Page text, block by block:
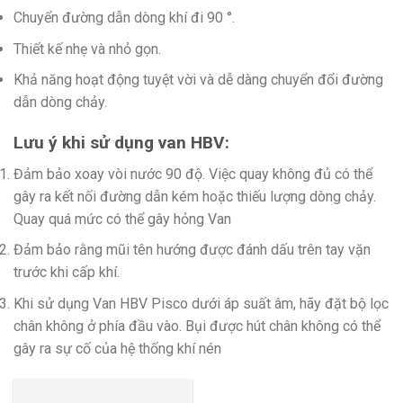
Chuyển đường dẫn dòng khí đi 90 °.
Thiết kế nhẹ và nhỏ gọn.
Khả năng hoạt động tuyệt vời và dễ dàng chuyển đổi đường
dẫn dòng chảy.
Lưu ý khi sử dụng van HBV:
Đảm bảo xoay vòi nước 90 độ. Việc quay không đủ có thể
gây ra kết nối đường dẫn kém hoặc thiếu lượng dòng chảy.
Quay quá mức có thể gây hỏng Van
Đảm bảo rằng mũi tên hướng được đánh dấu trên tay vặn
trước khi cấp khí.
Khi sử dụng Van HBV Pisco dưới áp suất âm, hãy đặt bộ lọc
chân không ở phía đầu vào. Bụi được hút chân không có thể
gây ra sự cố của hệ thống khí nén